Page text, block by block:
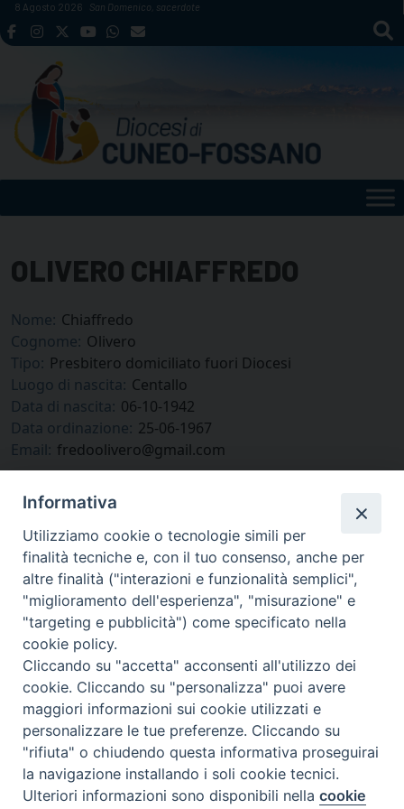
Skip
to
8 Agosto 2026 San Domenico, sacerdote
OLIVERO CHIAFFREDO
Nome: Chiaffredo
Cognome: Olivero
Tipo: Presbitero domiciliato fuori Diocesi
Luogo di nascita: Centallo
Data di nascita: 06-10-1942
Data ordinazione: 25-06-1967
Email: fredoolivero@gmail.com
via Amedeo Rossi, 28 - 12100 Cuneo
segreteriagenerale@diocesicuneofossano.it
c.f. 96017380047
Preferenze Cookie
Informativa
Utilizziamo cookie o tecnologie simili per
finalità tecniche e, con il tuo consenso, anche per
altre finalità ("interazioni e funzionalità semplici",
"miglioramento dell'esperienza", "misurazione" e
"targeting e pubblicità") come specificato nella
cookie policy.
Cliccando su "accetta" acconsenti all'utilizzo dei
cookie. Cliccando su "personalizza" puoi avere
maggiori informazioni sui cookie utilizzati e
personalizzare le tue preferenze. Cliccando su
"rifiuta" o chiudendo questa informativa proseguirai
la navigazione installando i soli cookie tecnici.
Ulteriori informazioni sono disponibili nellacookie